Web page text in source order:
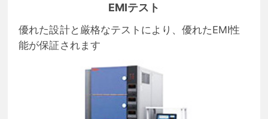
EMIテスト
優れた設計と厳格なテストにより、優れたEMI性
能が保証されます